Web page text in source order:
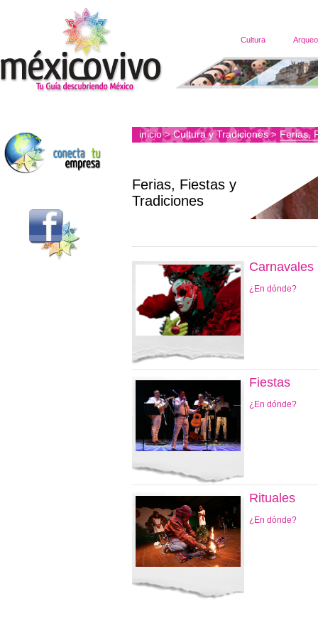
Cultura
inicio>Cultura y Tradiciones> Ferias,
Ferias, Fiestas y
Tradiciones
Carnavales
¿En dónde?
Fiestas
¿En dónde?
Rituales
¿En dónde?